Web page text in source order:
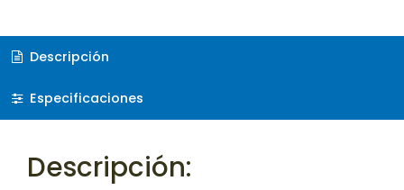
Descripción
Especificaciones
Descripción: